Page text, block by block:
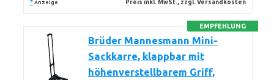
* Anzeige Preis inkl. MwSt., zzgl. Versandkosten
EMPFEHLUNG
Brüder Mannesmann Mini-
Sackkarre, klappbar mit
höhenverstellbarem Griff,